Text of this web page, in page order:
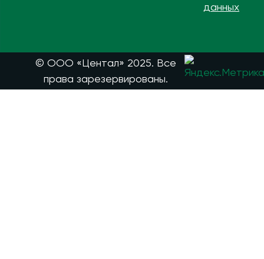
данных
© ООО «Центал» 2025. Все
права зарезервированы.